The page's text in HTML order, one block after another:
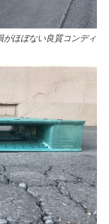
ほぼない良質コンディ